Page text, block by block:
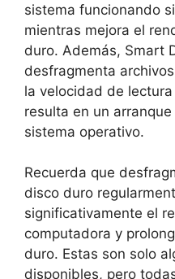
sistema funcionando
mientras ⁤mejora ‍el
⁢duro.‌ Además, Smart
desfragmenta
la velocidad de
resulta en un
sistema operativo.
Recuerda ‍que
⁣disco duro
significativamente el
computadora y
duro. ​Estas‌ son solo
disponibles, ‍pero